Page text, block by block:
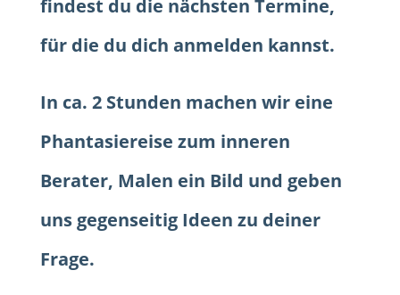
findest du die nächsten Termine,
für die du dich anmelden kannst.
In ca. 2 Stunden machen wir eine
Phantasiereise zum inneren
Berater, Malen ein Bild und geben
uns gegenseitig Ideen zu deiner
Frage.